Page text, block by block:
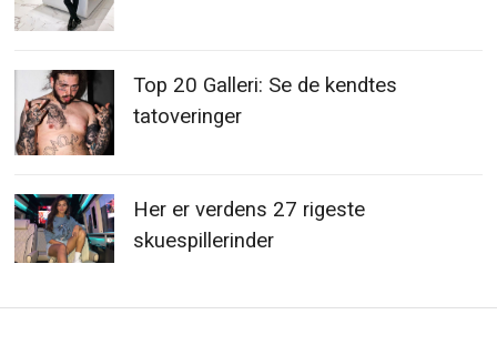
Top 20 Galleri: Se de kendtes
tatoveringer
Her er verdens 27 rigeste
skuespillerinder